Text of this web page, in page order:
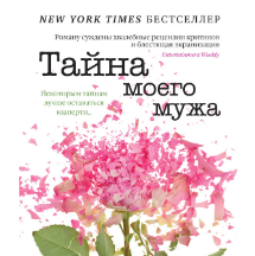
19:20
45:13
27:07
13:18
16:11